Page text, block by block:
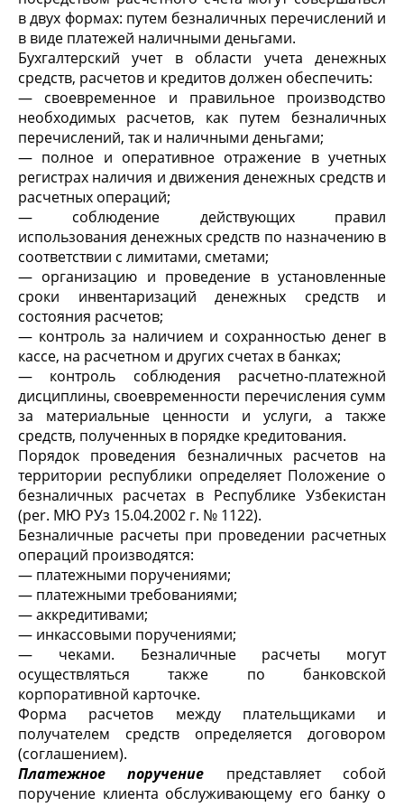
в двух формах: путем безналичных перечислений и
в виде платежей наличными деньгами.
Бухгалтерский учет в области учета денежных
средств, расчетов и кредитов должен обеспечить:
— своевременное и правильное производство
необхо­димых расчетов, как путем безналичных
перечислений, так и наличными деньгами;
— полное и оперативное отражение в учетных
регистрах наличия и движения денежных средств и
расчетных опе­раций;
— соблюдение действующих правил
использования де­нежных средств по назначению в
соответствии с лимита­ми, сметами;
— организацию и проведение в установленные
сроки инвентаризаций денежных средств и
состояния расчетов;
— контроль за наличием и сохранностью денег в
кассе, на расчетном и других счетах в банках;
— контроль соблюдения расчетно-платежной
дисциплины, своевременности перечисления сумм
за материальные ценности и услуги, а также
средств, полученных в порядке кредитования.
Порядок проведения безналичных расчетов на
террито­рии республики определяет Положение о
безналичных расчетах в Республике Узбекистан
(per. МЮ РУз 15.04.2002 г. № 1122).
Безналичные расчеты при проведении расчетных
операций производятся:
— платежными поручениями;
— платежными требованиями;
— аккредитивами;
— инкассовыми поручениями;
— чеками. Безналичные расчеты могут
осуществляться также по банковской
корпоративной карточке.
Форма расчетов между плательщиками и
получателем средств определяется договором
(соглашением).
Платежное поручение представляет собой
поручение клиента обслуживающему его банку о